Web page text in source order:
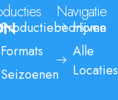
Productiebedrijven
Formats
Seizoenen
Navigatie
Home
Alle
Locaties